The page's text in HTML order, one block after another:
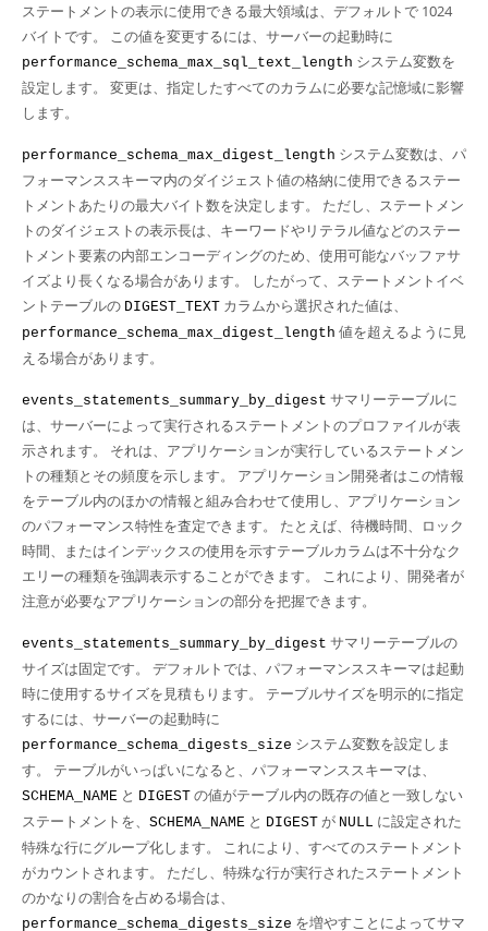
ステートメントの表示に使用できる最大領域は、デフォルトで 1024
バイトです。 この値を変更するには、サーバーの起動時に
performance_schema_max_sql_text_length システム変数を
設定します。 変更は、指定したすべてのカラムに必要な記憶域に影響
します。
performance_schema_max_digest_length システム変数は、パ
フォーマンススキーマ内のダイジェスト値の格納に使用できるステー
トメントあたりの最大バイト数を決定します。 ただし、ステートメン
トのダイジェストの表示長は、キーワードやリテラル値などのステー
トメント要素の内部エンコーディングのため、使用可能なバッファサ
イズより長くなる場合があります。 したがって、ステートメントイベ
ントテーブルの DIGEST_TEXT カラムから選択された値は、
performance_schema_max_digest_length 値を超えるように見
える場合があります。
events_statements_summary_by_digest サマリーテーブルに
は、サーバーによって実行されるステートメントのプロファイルが表
示されます。 それは、アプリケーションが実行しているステートメン
トの種類とその頻度を示します。 アプリケーション開発者はこの情報
をテーブル内のほかの情報と組み合わせて使用し、アプリケーション
のパフォーマンス特性を査定できます。 たとえば、待機時間、ロック
時間、またはインデックスの使用を示すテーブルカラムは不十分なク
エリーの種類を強調表示することができます。 これにより、開発者が
注意が必要なアプリケーションの部分を把握できます。
events_statements_summary_by_digest サマリーテーブルの
サイズは固定です。 デフォルトでは、パフォーマンススキーマは起動
時に使用するサイズを見積もります。 テーブルサイズを明示的に指定
するには、サーバーの起動時に
performance_schema_digests_size システム変数を設定しま
す。 テーブルがいっぱいになると、パフォーマンススキーマは、
SCHEMA_NAME と DIGEST の値がテーブル内の既存の値と一致しない
ステートメントを、 SCHEMA_NAME と DIGEST が NULL に設定された
特殊な行にグループ化します。 これにより、すべてのステートメント
がカウントされます。 ただし、特殊な行が実行されたステートメント
のかなりの割合を占める場合は、
performance_schema_digests_size を増やすことによってサマ